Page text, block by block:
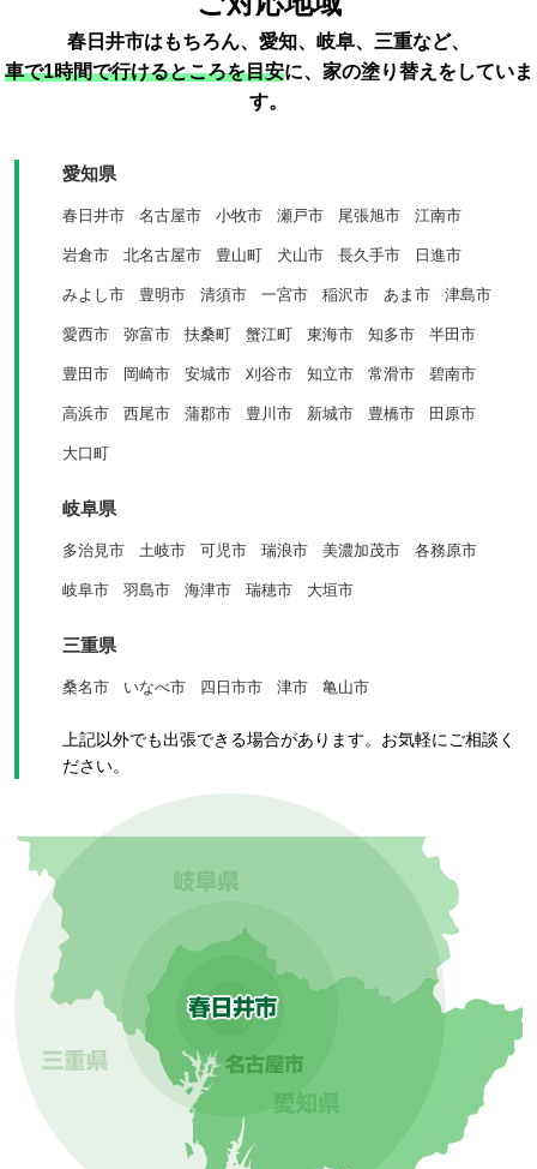
春日井市はもちろん、愛知、岐阜、三重など、
車で1時間で行けるところを目安に、家の塗り替えをしていま
す。
愛知県
春日井市 名古屋市 小牧市 瀬戸市 尾張旭市 江南市
岩倉市 北名古屋市 豊山町 犬山市 長久手市 日進市
みよし市 豊明市 清須市 一宮市 稲沢市 あま市 津島市
愛西市 弥富市 扶桑町 蟹江町 東海市 知多市 半田市
豊田市 岡崎市 安城市 刈谷市 知立市 常滑市 碧南市
高浜市 西尾市 蒲郡市 豊川市 新城市 豊橋市 田原市
大口町
岐阜県
多治見市 土岐市 可児市 瑞浪市 美濃加茂市 各務原市
岐阜市 羽島市 海津市 瑞穂市 大垣市
三重県
桑名市 いなべ市 四日市市 津市 亀山市
上記以外でも出張できる場合があります。お気軽にご相談く
ださい。